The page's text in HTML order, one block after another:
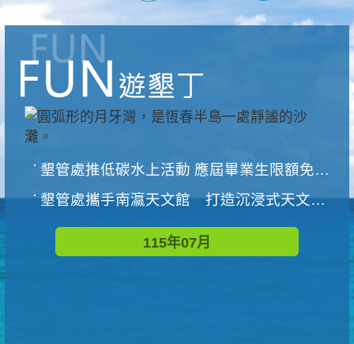
墾管處推低碳水上活動 應屆畢業生限額免費參加
墾管處攜手南瀛天文館 打造沉浸式天文探索營隊
115年07月